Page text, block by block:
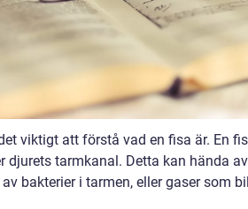
viktigt att förstå vad en fisa är. En
djurets tarmkanal. Detta kan hända
bakterier i tarmen, eller gaser som